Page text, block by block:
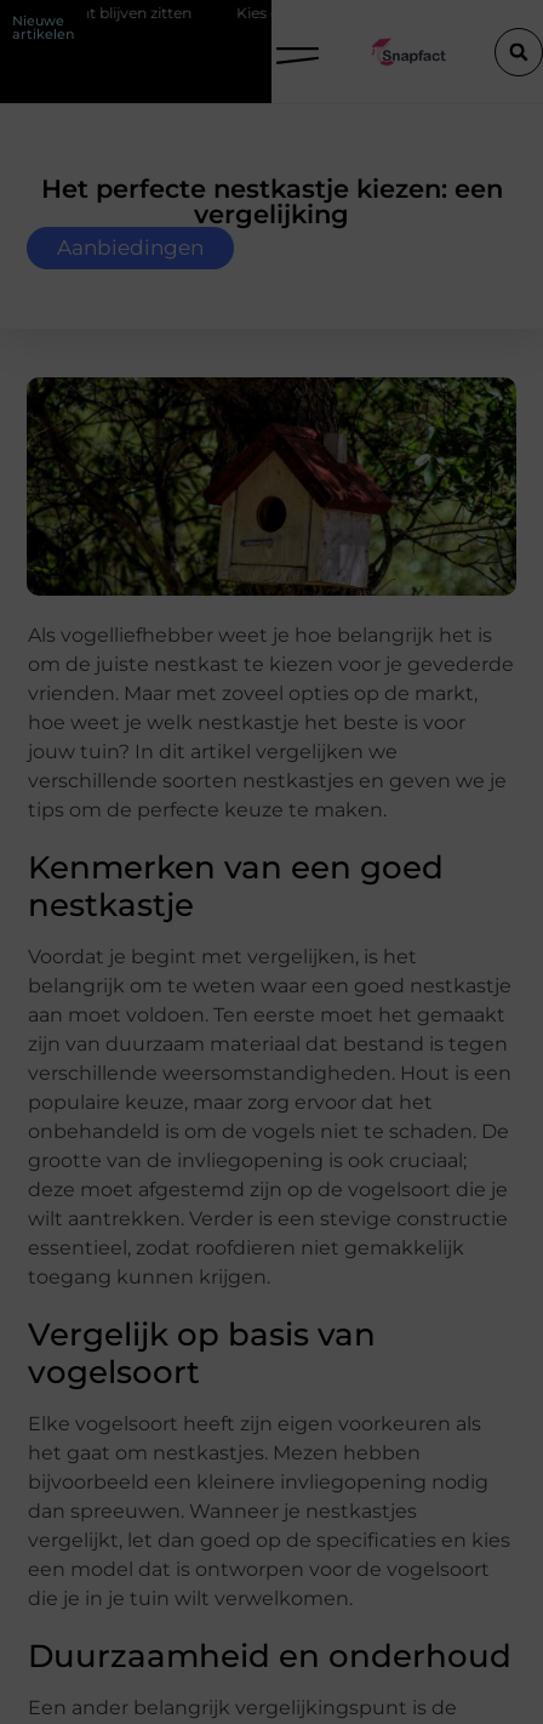
Nieuwe
artikelen
Kies de perfecte tussenjas voor heren
Het perfecte nestkastje kiezen: een
vergelijking
Aanbiedingen
Als vogelliefhebber weet je hoe belangrijk het is
om de juiste nestkast te kiezen voor je gevederde
vrienden. Maar met zoveel opties op de markt,
hoe weet je welk nestkastje het beste is voor
jouw tuin? In dit artikel vergelijken we
verschillende soorten nestkastjes en geven we je
tips om de perfecte keuze te maken.
Kenmerken van een goed
nestkastje
Voordat je begint met vergelijken, is het
belangrijk om te weten waar een goed nestkastje
aan moet voldoen. Ten eerste moet het gemaakt
zijn van duurzaam materiaal dat bestand is tegen
verschillende weersomstandigheden. Hout is een
populaire keuze, maar zorg ervoor dat het
onbehandeld is om de vogels niet te schaden. De
grootte van de invliegopening is ook cruciaal;
deze moet afgestemd zijn op de vogelsoort die je
wilt aantrekken. Verder is een stevige constructie
essentieel, zodat roofdieren niet gemakkelijk
toegang kunnen krijgen.
Vergelijk op basis van
vogelsoort
Elke vogelsoort heeft zijn eigen voorkeuren als
het gaat om nestkastjes. Mezen hebben
bijvoorbeeld een kleinere invliegopening nodig
dan spreeuwen. Wanneer je nestkastjes
vergelijkt, let dan goed op de specificaties en kies
een model dat is ontworpen voor de vogelsoort
die je in je tuin wilt verwelkomen.
Duurzaamheid en onderhoud
Een ander belangrijk vergelijkingspunt is de